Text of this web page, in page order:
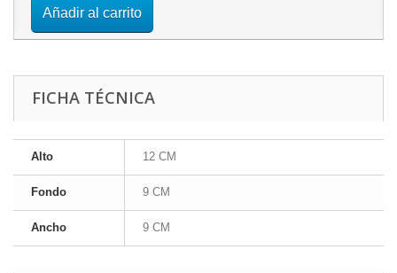
Añadir al carrito
FICHA TÉCNICA
Alto 12 CM
Fondo 9 CM
Ancho 9 CM